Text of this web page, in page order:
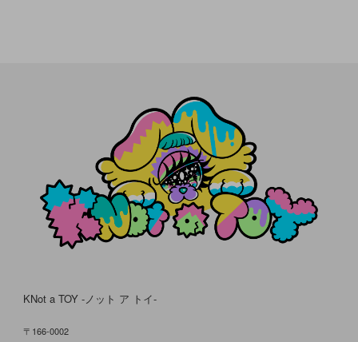
KNot a TOY -ノット ア トイ-
〒166-0002